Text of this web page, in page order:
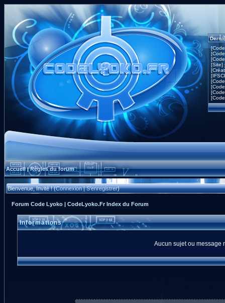
[Site]
Accueil|Règles du forum
Bienvenue, Invité ! (Connexion|S'enregistrer)
Forum Code Lyoko | CodeLyoko.Fr Index du Forum
Informations
Aucun sujet ou message